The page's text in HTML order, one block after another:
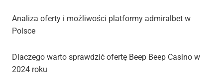
Analiza oferty i możliwości platformy admiralbet w
Polsce
Dlaczego warto sprawdzić ofertę Beep Beep Casino w
2024 roku